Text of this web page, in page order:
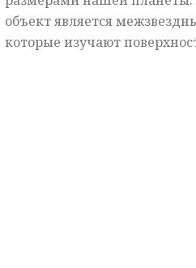
объект является
которые изучают